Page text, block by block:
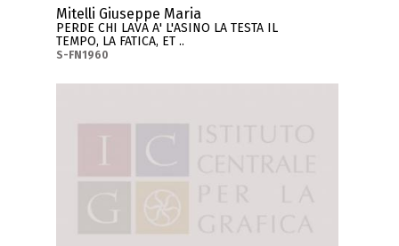
Mitelli Giuseppe Maria
PERDE CHI LAVA A' L'ASINO LA TESTA IL
TEMPO, LA FATICA, ET ..
S-FN1960